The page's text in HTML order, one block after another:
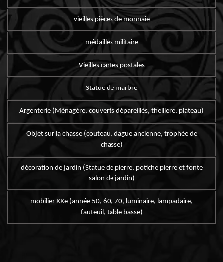
vieilles pièces de monnaie
médailles militaire
Vieilles cartes postales
Statue de marbre
Argenterie (Ménagère, couverts dépareillés, theillere, plateau)
Objet sur la chasse (couteau, dague ancienne, trophée de
chasse)
décoration de jardin (Statue de pierre, potiche pierre et fonte
salon de jardin)
mobilier XXe (année 50, 60, 70, luminaire, lampadaire,
fauteuil, table basse)